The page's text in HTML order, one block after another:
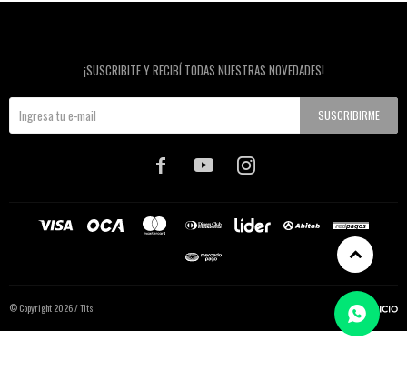
¡SUSCRIBITE Y RECIBÍ TODAS NUESTRAS NOVEDADES!
SUSCRIBIRME
  
© Copyright 2026 / Tits